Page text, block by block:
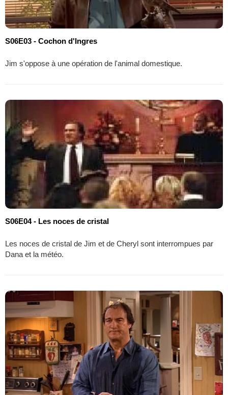
S06E03 - Cochon d'Ingres
Jim s'oppose à une opération de l'animal domestique.
S06E04 - Les noces de cristal
Les noces de cristal de Jim et de Cheryl sont interrompues par
Dana et la météo.